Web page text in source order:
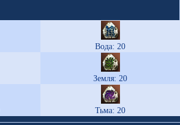
Вода: 20
Земля: 20
Тьма: 20